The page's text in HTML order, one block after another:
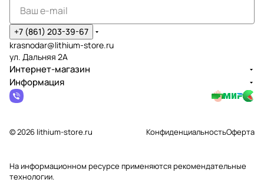
+7 (861) 203-39-67
krasnodar@lithium-store.ru
ул. Дальняя 2А
Интернет-магазин
Информация
© 2026 lithium-store.ru КонфиденциальностьОферта
На информационном ресурсе применяютсярекомендательные
технологии.